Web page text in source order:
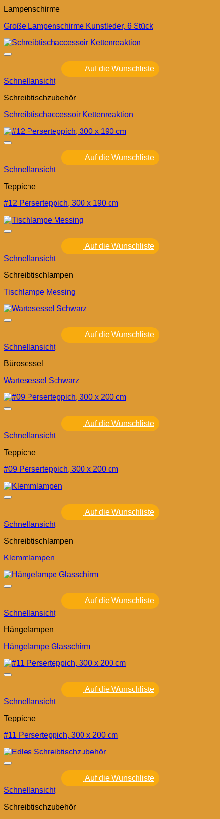
Lampenschirme
Große Lampenschirme Kunstleder, 6 Stück
Auf die Wunschliste
Schnellansicht
Schreibtischzubehör
Schreibtischaccessoir Kettenreaktion
Auf die Wunschliste
Schnellansicht
Teppiche
#12 Perserteppich, 300 x 190 cm
Auf die Wunschliste
Schnellansicht
Schreibtischlampen
Tischlampe Messing
Auf die Wunschliste
Schnellansicht
Bürosessel
Wartesessel Schwarz
Auf die Wunschliste
Schnellansicht
Teppiche
#09 Perserteppich, 300 x 200 cm
Auf die Wunschliste
Schnellansicht
Schreibtischlampen
Klemmlampen
Auf die Wunschliste
Schnellansicht
Hängelampen
Hängelampe Glasschirm
Auf die Wunschliste
Schnellansicht
Teppiche
#11 Perserteppich, 300 x 200 cm
Auf die Wunschliste
Schnellansicht
Schreibtischzubehör